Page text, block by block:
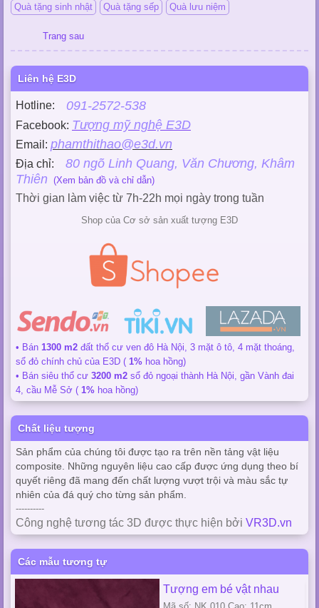
Quà tặng sinh nhật Quà tặng sếp Quà lưu niệm
Trang sau
Liên hệ E3D
Hotline: 091-2572-538
Facebook: Tượng mỹ nghệ E3D
Email: phamthithao@e3d.vn
Địa chỉ: 80 ngõ Linh Quang, Văn Chương, Khâm
Thiên (Xem bản đồ và chỉ dẫn)
Thời gian làm việc từ 7h-22h mọi ngày trong tuần
Shop của Cơ sở sản xuất tượng E3D
• Bán 1300 m2 đất thổ cư ven đô Hà Nội, 3 mặt ô tô, 4 mặt thoáng,
sổ đỏ chính chủ của E3D ( 1% hoa hồng)
• Bán siêu thổ cư 3200 m2 sổ đỏ ngoại thành Hà Nội, gần Vành đai
4, cầu Mễ Sở ( 1% hoa hồng)
Chất liệu tượng
Sản phẩm của chúng tôi được tạo ra trên nền tảng vật liệu
composite. Những nguyên liệu cao cấp được ứng dụng theo bí
quyết riêng đã mang đến chất lượng vượt trội và màu sắc tự
nhiên của đá quý cho từng sản phẩm.
----------
Công nghệ tương tác 3D được thực hiện bởi VR3D.vn
Các mẫu tương tự
Tượng em bé vật nhau